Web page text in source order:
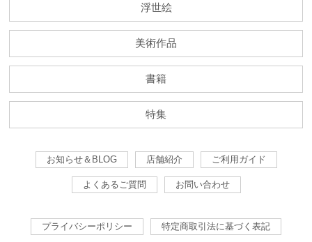
浮世絵
美術作品
書籍
特集
お知らせ＆BLOG 店舗紹介 ご利用ガイド
よくあるご質問 お問い合わせ
プライバシーポリシー 特定商取引法に基づく表記